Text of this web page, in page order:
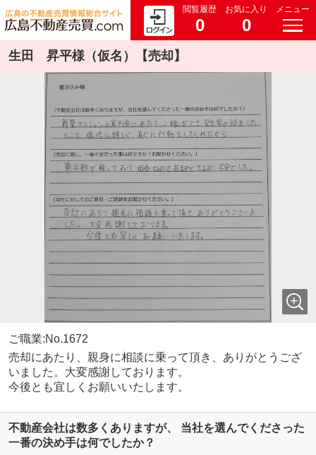
閲覧履歴
0
お気に入り
0
メニュー
生田 昇平様（仮名）【売却】
ご職業:No.1672
売却にあたり、親身に相談に乗って頂き、ありがとうござ
いました。大変感謝しております。
今後とも宜しくお願いいたします。
不動産会社は数多くありますが、 当社を選んでくださった
一番の決め手は何でしたか？